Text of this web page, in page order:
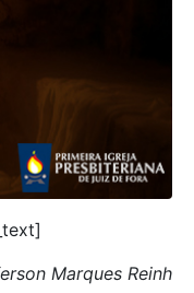
Marques Reinh